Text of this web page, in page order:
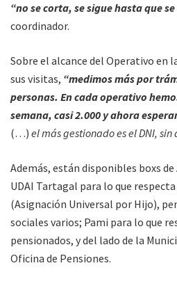
“no se corta, se sigue hasta que
coordinador.
Sobre el alcance del Operativo en
sus visitas, “medimos más por
personas. En cada operativo
semana, casi 2.000 y ahora
(…) el más gestionado es el DNI, sin
Además, están disponibles boxs
UDAI Tartagal para lo que
(Asignación Universal por Hijo),
sociales varios; Pami para lo que
pensionados, y del lado de la
Oficina de Pensiones.